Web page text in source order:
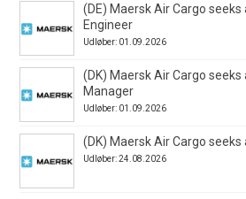
(DE) Maersk Air Cargo
Engineer
Udløber: 01.09.2026
(DK) Maersk Air Cargo
Manager
Udløber: 01.09.2026
(DK) Maersk Air Cargo
Udløber: 24.08.2026